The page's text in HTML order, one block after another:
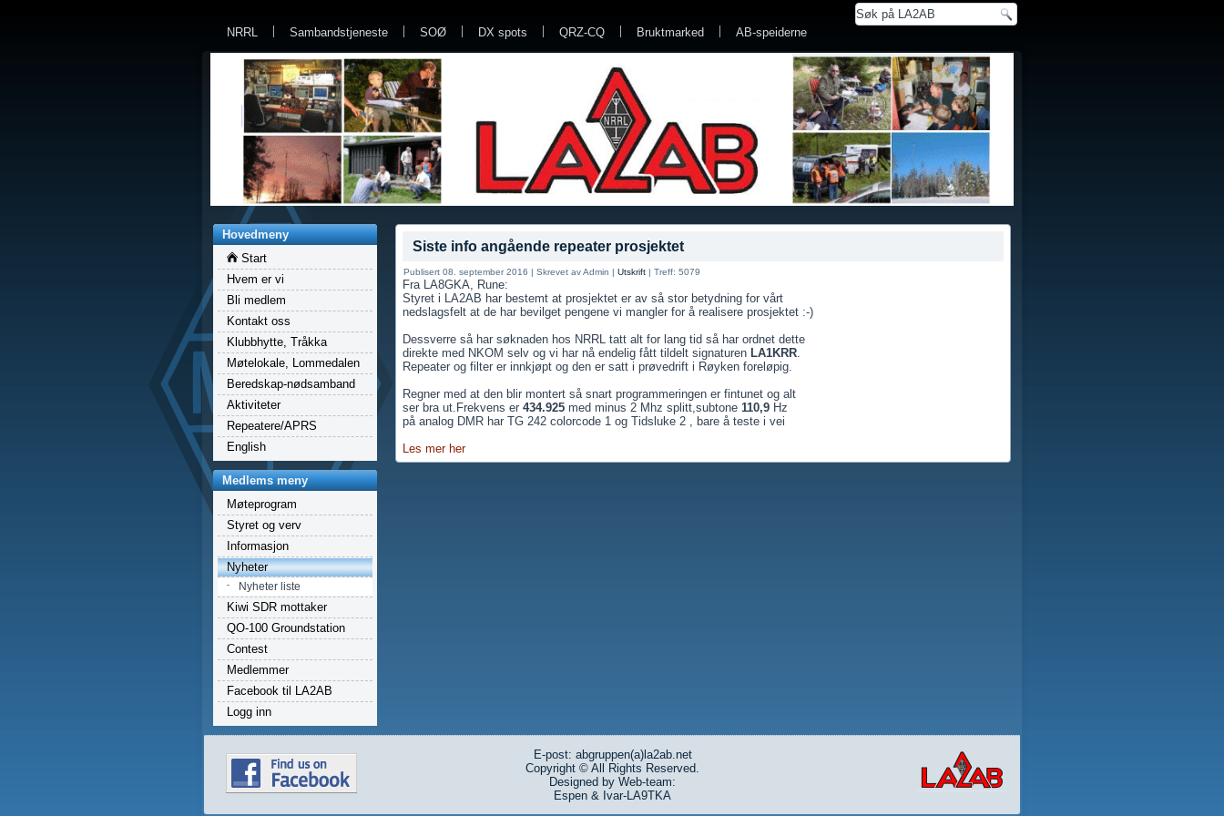
NRRL
Sambandstjeneste SOØ DX spots QRZ-CQ Bruktmarked AB-speiderne
Hovedmeny
Start
Hvem er vi
Bli medlem
Kontakt oss
Klubbhytte, Tråkka
Møtelokale, Lommedalen
Beredskap-nødsamband
Aktiviteter
Repeatere/APRS
English
Medlems meny
Møteprogram
Styret og verv
Informasjon
Nyheter
Nyheter liste
Kiwi SDR mottaker
QO-100 Groundstation
Contest
Medlemmer
Facebook til LA2AB
Logg inn
Siste info angående repeater prosjektet
Publisert 08. september 2016 | Skrevet av Admin | Utskrift | Treff: 5079
Fra LA8GKA, Rune:
Styret i LA2AB har bestemt at prosjektet er av så stor betydning for vårt
nedslagsfelt at de har bevilget pengene vi mangler for å realisere prosjektet :-)
Dessverre så har søknaden hos NRRL tatt alt for lang tid så har ordnet dette
direkte med NKOM selv og vi har nå endelig fått tildelt signaturen LA1KRR.
Repeater og filter er innkjøpt og den er satt i prøvedrift i Røyken foreløpig.
Regner med at den blir montert så snart programmeringen er fintunet og alt
ser bra ut.Frekvens er 434.925 med minus 2 Mhz splitt,subtone 110,9 Hz
på analog DMR har TG 242 colorcode 1 og Tidsluke 2 , bare å teste i vei
Les mer her
E-post: abgruppen(a)la2ab.net
Copyright © All Rights Reserved.
Designed by Web-team:
Espen & Ivar-LA9TKA